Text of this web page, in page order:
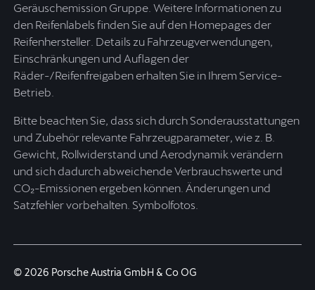
Geräuschemission Gruppe. Weitere Informationen zu
den Reifenlabels finden Sie auf den Homepages der
Reifenhersteller. Details zu Fahrzeugverwendungen,
Einschränkungen und Auflagen der
Räder-/Reifenfreigaben erhalten Sie in Ihrem Service-
Betrieb.
Bitte beachten Sie, dass sich durch Sonderausstattungen
und Zubehör relevante Fahrzeugparameter, wie z. B.
Gewicht, Rollwiderstand und Aerodynamik verändern
und sich dadurch abweichende Verbrauchswerte und
CO₂-Emissionen ergeben können. Änderungen und
Satzfehler vorbehalten. Symbolfotos.
© 2026 Porsche Austria GmbH & Co OG